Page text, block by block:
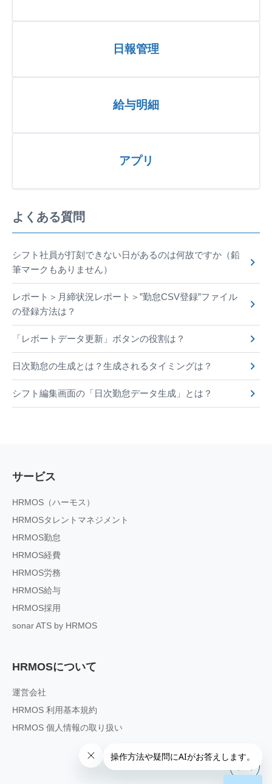
日報管理
給与明細
アプリ
よくある質問
シフト社員が打刻できない日があるのは何故ですか（鉛
筆マークもありません）
レポート＞月締状況レポート＞”勤怠CSV登録”ファイル
の登録方法は？
「レポートデータ更新」ボタンの役割は？
日次勤怠の生成とは？生成されるタイミングは？
シフト編集画面の「日次勤怠データ生成」とは？
サービス
HRMOS（ハーモス）
HRMOSタレントマネジメント
HRMOS勤怠
HRMOS経費
HRMOS労務
HRMOS給与
HRMOS採用
sonar ATS by HRMOS
HRMOSについて
運営会社
HRMOS 利用基本規約
HRMOS 個人情報の取り扱い